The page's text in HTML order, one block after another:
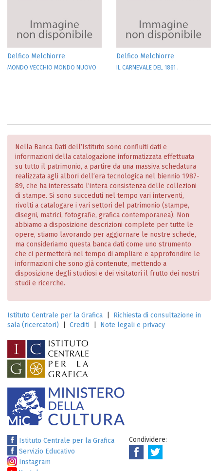
Delfico Melchiorre
MONDO VECCHIO MONDO NUOVO
Delfico Melchiorre
IL CARNEVALE DEL 1861 .
Nella Banca Dati dell’Istituto sono confluiti dati e
informazioni della catalogazione informatizzata effettuata
su tutto il patrimonio, a partire da una massiva schedatura
realizzata agli albori dell’era tecnologica nel biennio 1987-
89, che ha interessato l’intera consistenza delle collezioni
di stampe. Si sono succeduti nel tempo vari interventi,
rivolti a catalogare i vari settori del patrimonio (stampe,
disegni, matrici, fotografie, grafica contemporanea). Non
abbiamo a disposizione descrizioni complete per tutte le
opere, stiamo lavorando per aggiornare le nostre schede,
ma consideriamo questa banca dati come uno strumento
che ci permetterà nel tempo di ampliare e approfondire le
informazioni che sono già contenute, mettendo a
disposizione degli studiosi e dei visitatori il frutto dei nostri
studi e ricerche.
Istituto Centrale per la Grafica
Richiesta di consultazione in
sala (ricercatori)
Crediti Note legali e privacy
Istituto Centrale per la Grafica
Servizio Educativo
Instagram
Condividere: